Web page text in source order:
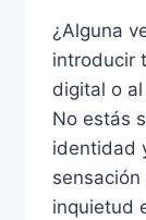
¿Alguna
introducir
digital o
No estás
identidad
inquietud